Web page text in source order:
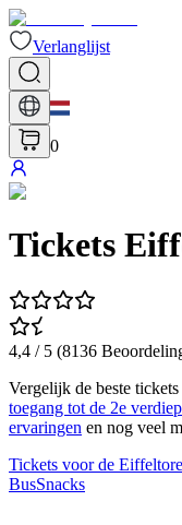
Verlanglijst
0
Tickets
4,4 / 5 (8136
Vergelijk de beste
toegang tot de 2e
ervaringen en nog veel
Tickets voor de
BusSnacks